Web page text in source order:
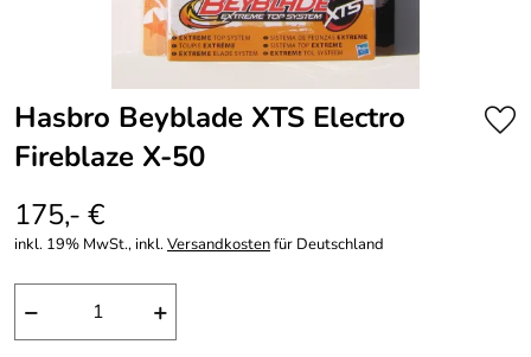
Hasbro Beyblade XTS Electro
Fireblaze X-50
175,- €
inkl. 19% MwSt., inkl.Versandkostenfür Deutschland
− +